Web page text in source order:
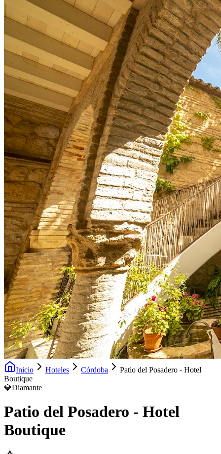
Inicio Hoteles Córdoba
Patio del Posadero - Hotel
Boutique
💎Diamante
Patio del Posadero - Hotel
Boutique